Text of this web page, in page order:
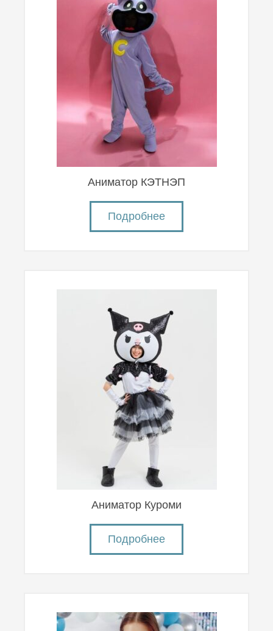
Аниматор КЭТНЭП
Подробнее
Аниматор Куроми
Подробнее